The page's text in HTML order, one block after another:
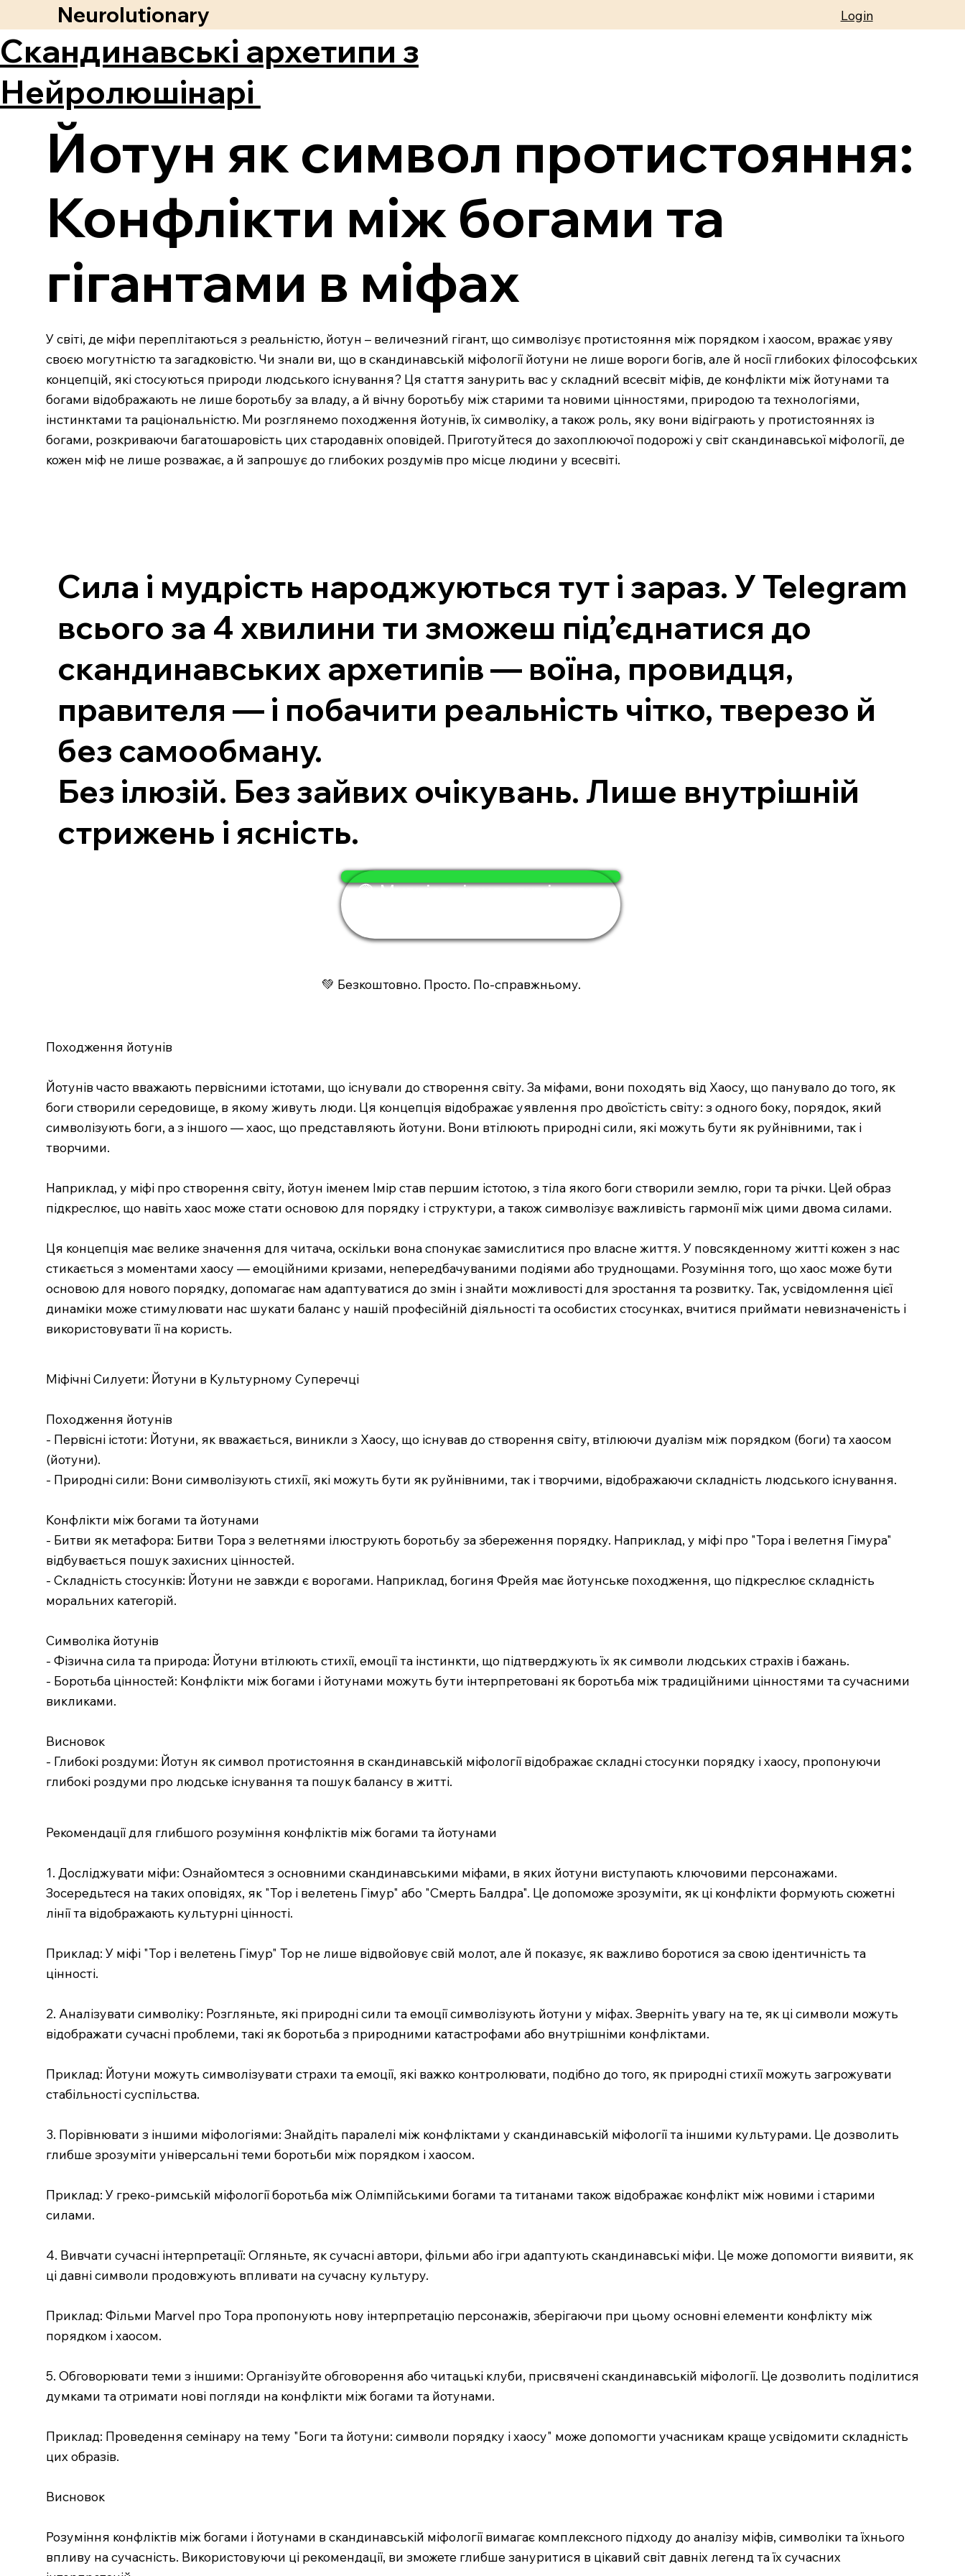
Neurolutionary Login
Скандинавські архетипи з
Нейролюшінарі
Йотун як символ протистояння:
Конфлікти між богами та
гігантами в міфах
У світі, де міфи переплітаються з реальністю, йотун – величезний гігант, що символізує протистояння між порядком і хаосом, вражає уяву
своєю могутністю та загадковістю. Чи знали ви, що в скандинавській міфології йотуни не лише вороги богів, але й носії глибоких філософських
концепцій, які стосуються природи людського існування? Ця стаття занурить вас у складний всесвіт міфів, де конфлікти між йотунами та
богами відображають не лише боротьбу за владу, а й вічну боротьбу між старими та новими цінностями, природою та технологіями,
інстинктами та раціональністю. Ми розглянемо походження йотунів, їх символіку, а також роль, яку вони відіграють у протистояннях із
богами, розкриваючи багатошаровість цих стародавніх оповідей. Приготуйтеся до захоплюючої подорожі у світ скандинавської міфології, де
кожен міф не лише розважає, а й запрошує до глибоких роздумів про місце людини у всесвіті.
Сила і мудрість народжуються тут і зараз. У Telegram
всього за 4 хвилини ти зможеш під’єднатися до
скандинавських архетипів — воїна, провидця,
правителя — і побачити реальність чітко, тверезо й
без самообману.
Без ілюзій. Без зайвих очікувань. Лише внутрішній
стрижень і ясність.
🟢 Мудрість і сила тут і зараз
💚 Безкоштовно. Просто. По-справжньому.
Походження йотунів
Йотунів часто вважають первісними істотами, що існували до створення світу. За міфами, вони походять від Хаосу, що панувало до того, як
боги створили середовище, в якому живуть люди. Ця концепція відображає уявлення про двоїстість світу: з одного боку, порядок, який
символізують боги, а з іншого — хаос, що представляють йотуни. Вони втілюють природні сили, які можуть бути як руйнівними, так і
творчими.
Наприклад, у міфі про створення світу, йотун іменем Імір став першим істотою, з тіла якого боги створили землю, гори та річки. Цей образ
підкреслює, що навіть хаос може стати основою для порядку і структури, а також символізує важливість гармонії між цими двома силами.
Ця концепція має велике значення для читача, оскільки вона спонукає замислитися про власне життя. У повсякденному житті кожен з нас
стикається з моментами хаосу — емоційними кризами, непередбачуваними подіями або труднощами. Розуміння того, що хаос може бути
основою для нового порядку, допомагає нам адаптуватися до змін і знайти можливості для зростання та розвитку. Так, усвідомлення цієї
динаміки може стимулювати нас шукати баланс у нашій професійній діяльності та особистих стосунках, вчитися приймати невизначеність і
використовувати її на користь.
Міфічні Силуети: Йотуни в Культурному Суперечці
Походження йотунів
- Первісні істоти: Йотуни, як вважається, виникли з Хаосу, що існував до створення світу, втілюючи дуалізм між порядком (боги) та хаосом
(йотуни).
- Природні сили: Вони символізують стихії, які можуть бути як руйнівними, так і творчими, відображаючи складність людського існування.
Конфлікти між богами та йотунами
- Битви як метафора: Битви Тора з велетнями ілюструють боротьбу за збереження порядку. Наприклад, у міфі про "Тора і велетня Гімура"
відбувається пошук захисних цінностей.
- Складність стосунків: Йотуни не завжди є ворогами. Наприклад, богиня Фрейя має йотунське походження, що підкреслює складність
моральних категорій.
Символіка йотунів
- Фізична сила та природа: Йотуни втілюють стихії, емоції та інстинкти, що підтверджують їх як символи людських страхів і бажань.
- Боротьба цінностей: Конфлікти між богами і йотунами можуть бути інтерпретовані як боротьба між традиційними цінностями та сучасними
викликами.
Висновок
- Глибокі роздуми: Йотун як символ протистояння в скандинавській міфології відображає складні стосунки порядку і хаосу, пропонуючи
глибокі роздуми про людське існування та пошук балансу в житті.
Рекомендації для глибшого розуміння конфліктів між богами та йотунами
1. Досліджувати міфи: Ознайомтеся з основними скандинавськими міфами, в яких йотуни виступають ключовими персонажами.
Зосередьтеся на таких оповідях, як "Тор і велетень Гімур" або "Смерть Балдра". Це допоможе зрозуміти, як ці конфлікти формують сюжетні
лінії та відображають культурні цінності.
Приклад: У міфі "Тор і велетень Гімур" Тор не лише відвойовує свій молот, але й показує, як важливо боротися за свою ідентичність та
цінності.
2. Аналізувати символіку: Розгляньте, які природні сили та емоції символізують йотуни у міфах. Зверніть увагу на те, як ці символи можуть
відображати сучасні проблеми, такі як боротьба з природними катастрофами або внутрішніми конфліктами.
Приклад: Йотуни можуть символізувати страхи та емоції, які важко контролювати, подібно до того, як природні стихії можуть загрожувати
стабільності суспільства.
3. Порівнювати з іншими міфологіями: Знайдіть паралелі між конфліктами у скандинавській міфології та іншими культурами. Це дозволить
глибше зрозуміти універсальні теми боротьби між порядком і хаосом.
Приклад: У греко-римській міфології боротьба між Олімпійськими богами та титанами також відображає конфлікт між новими і старими
силами.
4. Вивчати сучасні інтерпретації: Огляньте, як сучасні автори, фільми або ігри адаптують скандинавські міфи. Це може допомогти виявити, як
ці давні символи продовжують впливати на сучасну культуру.
Приклад: Фільми Marvel про Тора пропонують нову інтерпретацію персонажів, зберігаючи при цьому основні елементи конфлікту між
порядком і хаосом.
5. Обговорювати теми з іншими: Організуйте обговорення або читацькі клуби, присвячені скандинавській міфології. Це дозволить поділитися
думками та отримати нові погляди на конфлікти між богами та йотунами.
Приклад: Проведення семінару на тему "Боги та йотуни: символи порядку і хаосу" може допомогти учасникам краще усвідомити складність
цих образів.
Висновок
Розуміння конфліктів між богами і йотунами в скандинавській міфології вимагає комплексного підходу до аналізу міфів, символіки та їхнього
впливу на сучасність. Використовуючи ці рекомендації, ви зможете глибше зануритися в цікавий світ давніх легенд та їх сучасних